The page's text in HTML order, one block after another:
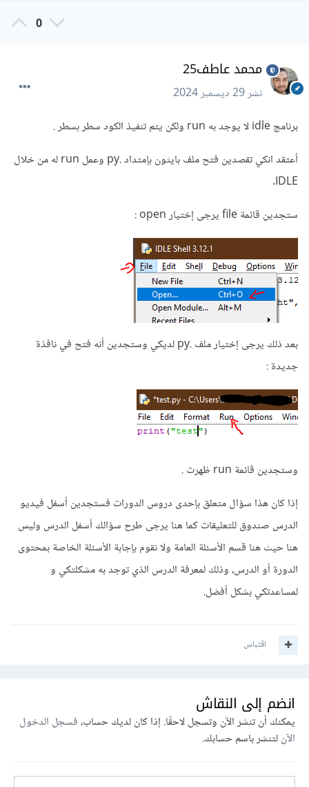
0
محمد عاطف25
نشر29 ديسمبر 2024
برنامج idle لا يوجد به run ولكن يتم تنفيذ الكود سطر بسطر .
أعتقد انكي تقصدين فتح ملف بايثون بإمتداد .py وعمل run له من خلال
IDLE.
ستجدين قائمة file يرجى إختيار open
بعد ذلك يرجى إختيار ملف .py لديكي وستجدين أنه فتح في نافذة
جديدة
وستجدين قائمة run ظهرت .
إذا كان هذا سؤال متعلق بإحدى دروس الدورات فستجدين أسفل فيديو
الدرس صندوق للتعليقات كما هنا يرجى طرح سؤالك أسفل الدرس وليس
هنا حيث هنا قسم الأسئلة العامة ولا نقوم بإجابة الأسئلة الخاصة بمحتوى
الدورة أو الدرس، وذلك لمعرفة الدرس الذي توجد به مشكلتكي و
لمساعدتكي بشكل أفضل.
اقتباس
انضم إلى النقاش
يمكنك أن تنشر الآن وتسجل لاحقًا. إذا كان لديك حساب،فسجل الدخول
الآنلتنشر باسم حسابك.